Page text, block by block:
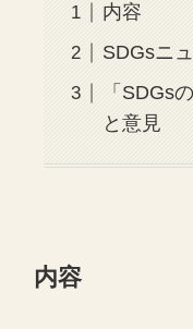
内容
SDGsニ
「SDGs
と意見
内容